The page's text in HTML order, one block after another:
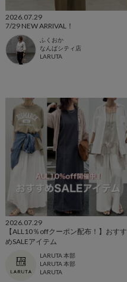
2026.07.29
7/29 NEW ARRIVAL！
ふくおか
なんばシティ店
LARUTA
2026.07.29
【ALL10％offクーポン配布！】おすす
めSALEアイテム
LARUTA 本部
LARUTA 本部
LARUTA